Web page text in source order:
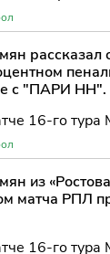
с «Пари
сделал
по
рассказал
с "ПАРИ НН".
16-го
спорном
в
из
матча РПЛ
16-го